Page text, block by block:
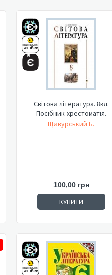
Світова література. 8кл.
Посібник-хрестоматія.
Щавурський Б.
100,00 грн
КУПИТИ